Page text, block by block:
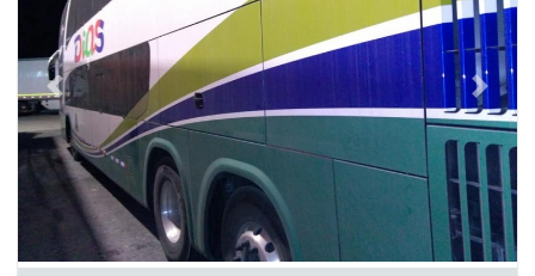
Previous Next